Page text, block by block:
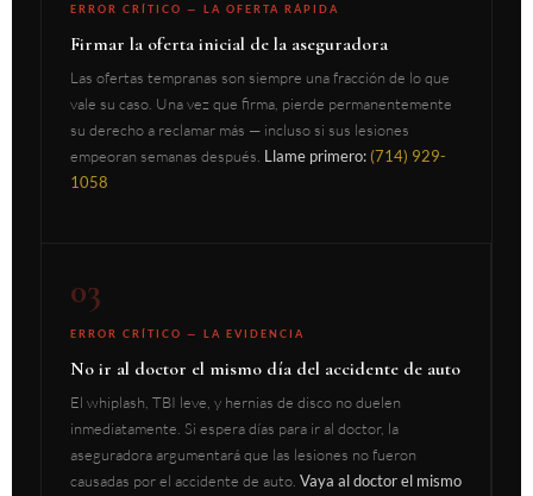
ERROR CRÍTICO — LA OFERTA RÁPIDA
Firmar la oferta inicial de la aseguradora
Las ofertas tempranas son siempre una fracción de lo que
vale su caso. Una vez que firma, pierde permanentemente
su derecho a reclamar más — incluso si sus lesiones
empeoran semanas después. Llame primero: (714) 929-
1058
03
ERROR CRÍTICO — LA EVIDENCIA
No ir al doctor el mismo día del accidente de auto
El whiplash, TBI leve, y hernias de disco no duelen
inmediatamente. Si espera días para ir al doctor, la
aseguradora argumentará que las lesiones no fueron
causadas por el accidente de auto. Vaya al doctor el mismo